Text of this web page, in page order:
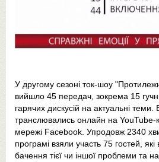
У другому сезоні ток-шоу
вийшло 45 передач, зокрема 15
гарячих дискусій на актуальні теми.
транслювались онлайн на YouTube-
мережі Facebook. Упродовж 2340
програмі взяли участь 75 гостей,
бачення тієї чи іншої проблеми та